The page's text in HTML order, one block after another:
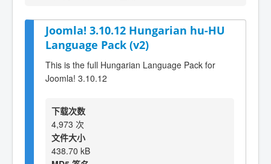
Joomla! 3.10.12 Hungarian hu-HU
Language Pack (v2)
This is the full Hungarian Language Pack for
Joomla! 3.10.12
下载次数
4,973 次
文件大小
438.70 kB